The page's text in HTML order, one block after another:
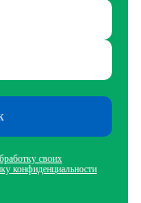
своих
конфиденциальности